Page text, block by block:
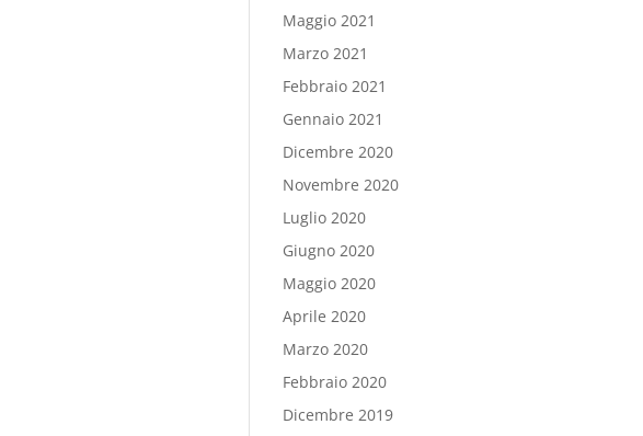
Maggio 2021
Marzo 2021
Febbraio 2021
Gennaio 2021
Dicembre 2020
Novembre 2020
Luglio 2020
Giugno 2020
Maggio 2020
Aprile 2020
Marzo 2020
Febbraio 2020
Dicembre 2019